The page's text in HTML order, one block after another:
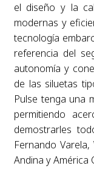
el diseño y la
modernas y
tecnología
referencia del
autonomía y
de las siluetas
Pulse tenga una
permitiendo
demostrarles
Fernando
Andina y América